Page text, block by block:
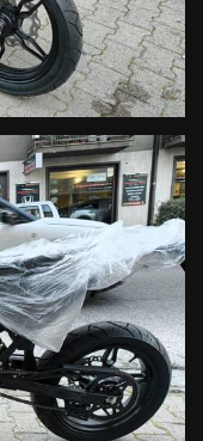
facilitare la
una migliore
alle RR 2T/4T più
sovrastrutture
e sella.
che integra alla
filtro e i braccetti
stabilità di guida e una
versioni enduro e nel